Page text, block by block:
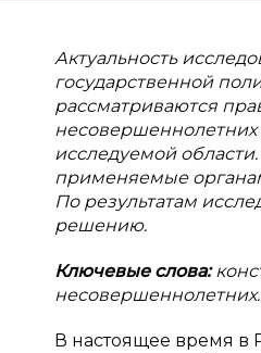
Актуальность
государственной
рассматриваются
исследуемой
применяемые
По результатам
решению.
Ключевые слова:
несовершеннолетних.
В настоящее время в